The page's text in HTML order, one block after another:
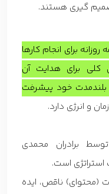
گیری هستند.
برای انجام کارها
کلی برای هدایت آن
بلندمدت خود پیشرفت
و انرژی دارد.
برادران محمدی
استراتژی است.
(محتوای) ناقص، ایده